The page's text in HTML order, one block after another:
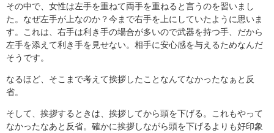
その中で、女性は左手を重ねて両手を重ねると言うのを習いまし
た。なぜ左手が上なのか？今まで右手を上にしていたように思いま
す。これは、右手は利き手の場合が多いので武器を持つ手、だから
左手を添えて利き手を見せない。相手に安心感を与えるためなんだ
そうです。
なるほど、そこまで考えて挨拶したことなんてなかったなぁと反
省。
そして、挨拶するときは、挨拶してから頭を下げる。これもやって
なかったなあと反省。確かに挨拶しながら頭を下げるよりも好印象